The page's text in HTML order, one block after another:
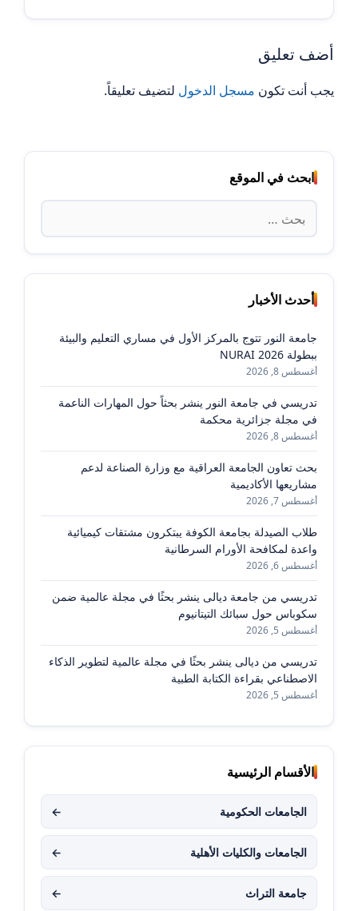
أضف تعليق
يجب أنت تكون مسجل الدخول لتضيف تعليقاً.
ابحث في الموقع
البحث
عن:
أحدث الأخبار
جامعة النور تتوج بالمركز الأول في مساري التعليم والبيئة
ببطولة NURAI 2026
أغسطس 8, 2026
تدريسي في جامعة النور ينشر بحثاً حول المهارات الناعمة
في مجلة جزائرية محكمة
أغسطس 8, 2026
بحث تعاون الجامعة العراقية مع وزارة الصناعة لدعم
مشاريعها الأكاديمية
أغسطس 7, 2026
طلاب الصيدلة بجامعة الكوفة يبتكرون مشتقات كيميائية
واعدة لمكافحة الأورام السرطانية
أغسطس 6, 2026
تدريسي من جامعة ديالى ينشر بحثًا في مجلة عالمية ضمن
سكوباس حول سبائك التيتانيوم
أغسطس 5, 2026
تدريسي من ديالى ينشر بحثًا في مجلة عالمية لتطوير الذكاء
الاصطناعي بقراءة الكتابة الطبية
أغسطس 5, 2026
الأقسام الرئيسية
الجامعات الحكومية ←
الجامعات والكليات الأهلية ←
جامعة التراث ←